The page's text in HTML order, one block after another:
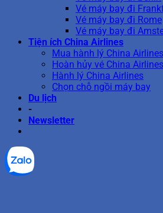
Vé máy bay đi
Vé máy bay đi Rome
Vé máy bay đi
Tiện ích China Airlines
Mua hành lý China Airlines
Hoàn hủy vé China Airlines
Hành lý China Airlines
Chọn chỗ ngồi máy bay
Du lịch
-
Newsletter